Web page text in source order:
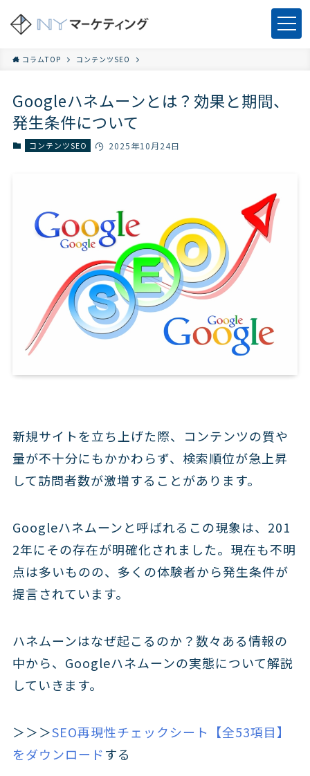
コラムTOP コンテンツSEO
Googleハネムーンとは？効果と期間、
発生条件について
コンテンツSEO 2025年10月24日
新規サイトを立ち上げた際、コンテンツの質や
量が不十分にもかかわらず、検索順位が急上昇
して訪問者数が激増することがあります。
Googleハネムーンと呼ばれるこの現象は、201
2年にその存在が明確化されました。現在も不明
点は多いものの、多くの体験者から発生条件が
提言されています。
ハネムーンはなぜ起こるのか？数々ある情報の
中から、Googleハネムーンの実態について解説
していきます。
＞＞＞SEO再現性チェックシート【全53項目】
をダウンロードする